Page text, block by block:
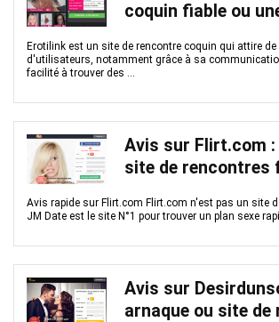
coquin fiable ou
Erotilink est un site de rencontre coquin qui attire de
d'utilisateurs, notamment grâce à sa
facilité à trouver des ...
Avis sur Flirt.com :
site de rencontres
Avis rapide sur Flirt.com Flirt.com n'est pas un site
JM Date est le site N°1 pour trouver un plan sexe
Avis sur
arnaque ou site de